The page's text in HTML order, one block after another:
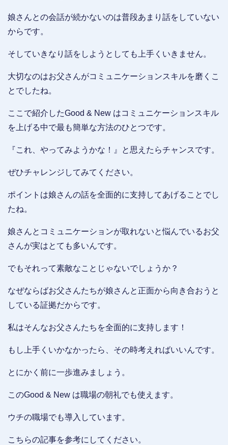
娘さんとの会話が続かないのは普段あまり話をしていない
からです。
そしていきなり話をしようとしても上手くいきません。
大切なのはお父さんがコミュニケーションスキルを磨くこ
とでしたね。
ここで紹介したGood & New はコミュニケーションスキル
を上げる中で最も簡単な方法のひとつです。
『これ、やってみようかな！』と思えたらチャンスです。
ぜひチャレンジしてみてください。
ポイントは娘さんの話を全面的に支持してあげることでし
たね。
娘さんとコミュニケーションが取れないと悩んでいるお父
さんが実はとても多いんです。
でもそれって素敵なことじゃないでしょうか？
なぜならばお父さんたちが娘さんと正面から向き合おうと
している証拠だからです。
私はそんなお父さんたちを全面的に支持します！
もし上手くいかなかったら、その時考えればいいんです。
とにかく前に一歩進みましょう。
このGood & New は職場の朝礼でも使えます。
ウチの職場でも導入しています。
こちらの記事を参考にしてください。